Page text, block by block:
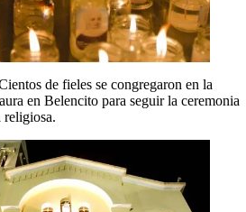
de fieles se congregaron en la
en Belencito para seguir la ceremonia
religiosa.